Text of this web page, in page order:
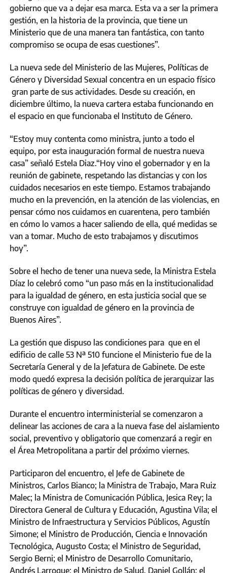
gobierno que va a dejar esa marca. Esta va a ser la primera
gestión, en la historia de la provincia, que tiene un
Ministerio que de una manera tan fantástica, con tanto
compromiso se ocupa de esas cuestiones”.
La nueva sede del Ministerio de las Mujeres, Políticas de
Género y Diversidad Sexual concentra en un espacio físico
gran parte de sus actividades. Desde su creación, en
diciembre último, la nueva cartera estaba funcionando en
el espacio en que funcionaba el Instituto de Género.
“Estoy muy contenta como ministra, junto a todo el
equipo, por esta inauguración formal de nuestra nueva
casa” señaló Estela Diaz.“Hoy vino el gobernador y en la
reunión de gabinete, respetando las distancias y con los
cuidados necesarios en este tiempo. Estamos trabajando
mucho en la prevención, en la atención de las violencias, en
pensar cómo nos cuidamos en cuarentena, pero también
en cómo lo vamos a hacer saliendo de ella, qué medidas se
van a tomar. Mucho de esto trabajamos y discutimos
hoy”.
Sobre el hecho de tener una nueva sede, la Ministra Estela
Díaz lo celebró como “un paso más en la institucionalidad
para la igualdad de género, en esta justicia social que se
construye con igualdad de género en la provincia de
Buenos Aires”.
La gestión que dispuso las condiciones para que en el
edificio de calle 53 Nª 510 funcione el Ministerio fue de la
Secretaría General y de la Jefatura de Gabinete. De este
modo quedó expresa la decisión política de jerarquizar las
políticas de género y diversidad.
Durante el encuentro interministerial se comenzaron a
delinear las acciones de cara a la nueva fase del aislamiento
social, preventivo y obligatorio que comenzará a regir en
el Área Metropolitana a partir del próximo viernes.
Participaron del encuentro, el Jefe de Gabinete de
Ministros, Carlos Bianco; la Ministra de Trabajo, Mara Ruiz
Malec; la Ministra de Comunicación Pública, Jesica Rey; la
Directora General de Cultura y Educación, Agustina Vila; el
Ministro de Infraestructura y Servicios Públicos, Agustín
Simone; el Ministro de Producción, Ciencia e Innovación
Tecnológica, Augusto Costa; el Ministro de Seguridad,
Sergio Berni; el Ministro de Desarrollo Comunitario,
Andrés Larroque; el Ministro de Salud, Daniel Gollán; el